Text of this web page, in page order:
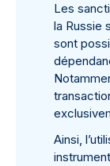
Les
la Russie
sont
Ainsi,